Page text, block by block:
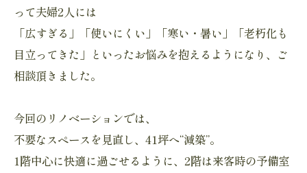
って夫婦2人には
「広すぎる」「使いにくい」「寒い・暑い」「老朽化も
目立ってきた」といったお悩みを抱えるようになり、ご
相談頂きました。
今回のリノベーションでは、
不要なスペースを見直し、41坪へ“減築”。
1階中心に快適に過ごせるように、2階は来客時の予備室